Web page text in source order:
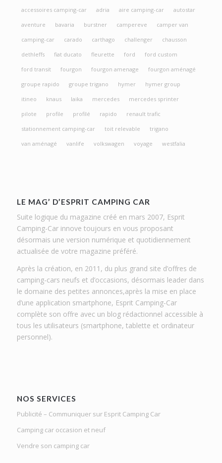
accessoires camping-car adria aire camping-car
autostar
aventure
bavaria burstner campereve
camper van
camping-car
carado carthago challenger
chausson
dethleffs
fiat ducato fleurette ford
ford custom
ford transit
fourgon fourgon amenage
fourgon aménagé
groupe rapido
groupe trigano hymer
hymer group
itineo
knaus laika mercedes
mercedes sprinter
pilote
profile profilé rapido
renault trafic
stationnement camping-car
toit relevable
trigano
van aménagé
vanlife volkswagen voyage westfalia
LE MAG’ D’ESPRIT CAMPING CAR
Suite logique du magazine créé en mars 2007, Esprit
Camping-Car innove toujours en vous proposant
désormais une version numérique et quotidiennement
actualisée de votre magazine préféré.
Après la création, en 2011, du plus grand site d’offres de
camping-cars neufs et d’occasions, désormais leader dans
le domaine des petites annonces,après la mise en place
d’une application smartphone, Esprit Camping-Car
complète son offre avec un blog rédactionnel accessible à
tous les utilisateurs (smartphone, tablette et ordinateur
personnel).
NOS SERVICES
Publicité – Communiquer sur Esprit Camping Car
Camping car occasion et neuf
Vendre son camping car